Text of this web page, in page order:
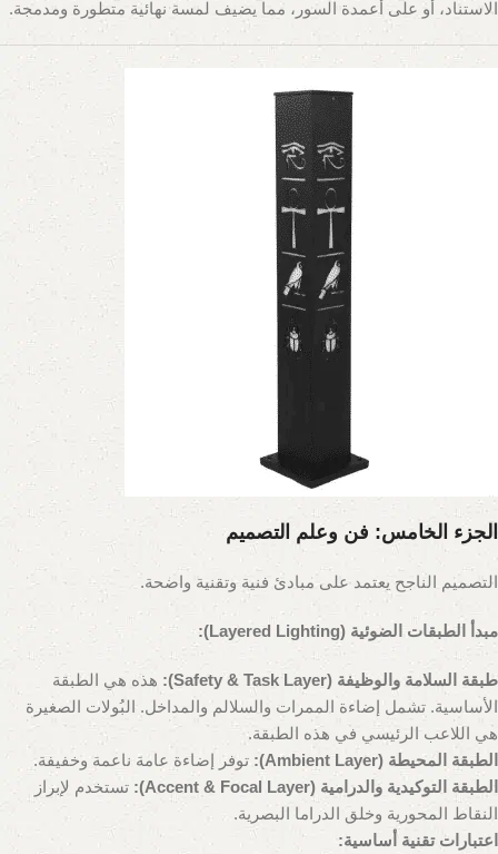
الاستناد، أو على أعمدة السور، مما يضيف لمسة نهائية متطورة ومدمجة.
الجزء الخامس: فن وعلم التصميم
التصميم الناجح يعتمد على مبادئ فنية وتقنية واضحة.
مبدأ الطبقات الضوئية (Layered Lighting):
طبقة السلامة والوظيفة (Safety & Task Layer):
هذه هي الطبقة
الأساسية. تشمل إضاءة الممرات والسلالم والمداخل. البُولات الصغيرة
هي اللاعب الرئيسي في هذه الطبقة.
الطبقة المحيطة (Ambient Layer):
توفر إضاءة عامة ناعمة وخفيفة.
الطبقة التوكيدية والدرامية (Accent & Focal Layer):
تستخدم لإبراز
النقاط المحورية وخلق الدراما البصرية.
اعتبارات تقنية أساسية: